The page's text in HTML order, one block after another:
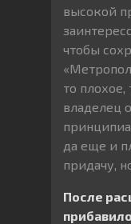
высокой
чтобы
то
владелец
да еще и
придачу,
После